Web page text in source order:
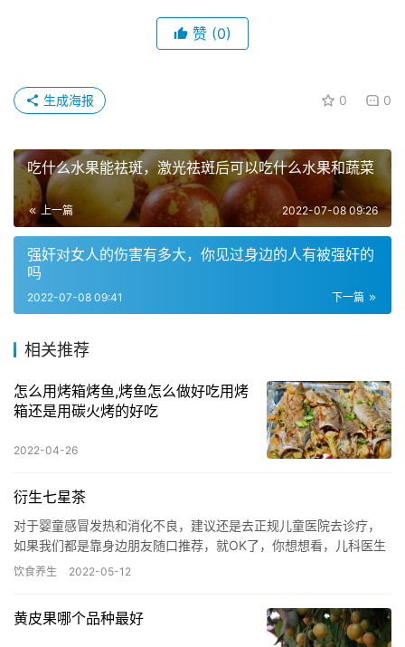
赞 (0)
0 0
生成海报
吃什么水果能祛斑，激光祛斑后可以吃什么水果和蔬菜
上一篇 2022-07-08 09:26
强奸对女人的伤害有多大，你见过身边的人有被强奸的
吗
下一篇
2022-07-08 09:41
相关推荐
怎么用烤箱烤鱼,烤鱼怎么做好吃用烤
箱还是用碳火烤的好吃
2022-04-26
衍生七星茶
对于婴童感冒发热和消化不良，建议还是去正规儿童医院去诊疗，
如果我们都是靠身边朋友随口推荐，就OK了，你想想看，儿科医生
是不是下岗了。 我查了下，七星茶有广州公司生产的，是OTC；
饮食养生 2022-05-12
黄皮果哪个品种最好